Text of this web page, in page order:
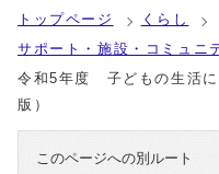
トップページ くらし
サポート・施設・コミュニ
令和5年度 子どもの生活に
版）
このページへの別ルート